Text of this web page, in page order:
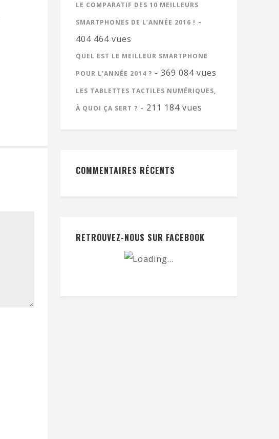
LE COMPARATIF DES 10 MEILLEURS
SMARTPHONES DE L’ANNÉE 2016 ! -
404 464 vues
QUEL EST LE MEILLEUR SMARTPHONE
POUR L’ANNÉE 2014 ? - 369 084 vues
LES TABLETTES TACTILES NUMÉRIQUES,
À QUOI ÇA SERT ? - 211 184 vues
COMMENTAIRES RÉCENTS
RETROUVEZ-NOUS SUR FACEBOOK